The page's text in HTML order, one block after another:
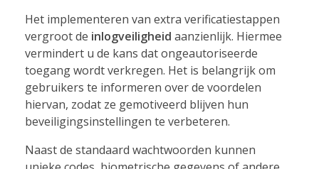
Het implementeren van extra verificatiestappen
vergroot de inlogveiligheid aanzienlijk. Hiermee
vermindert u de kans dat ongeautoriseerde
toegang wordt verkregen. Het is belangrijk om
gebruikers te informeren over de voordelen
hiervan, zodat ze gemotiveerd blijven hun
beveiligingsinstellingen te verbeteren.
Naast de standaard wachtwoorden kunnen